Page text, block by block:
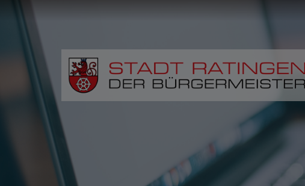
(Schnelltaste
Zum
Seitenanfang
springen
(Schnelltaste
Navigation/Menü
(Schnelltaste